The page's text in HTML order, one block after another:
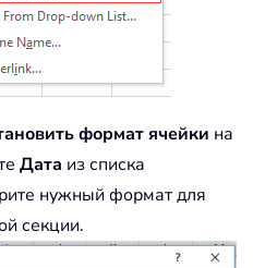
формат ячейки на
Дата из списка
нужный формат для
секции.